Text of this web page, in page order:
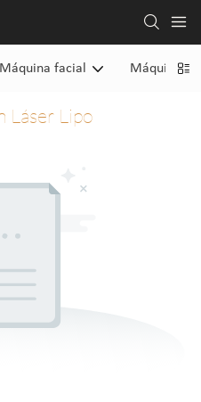
Máquina facial Máquina
Láser Lipo